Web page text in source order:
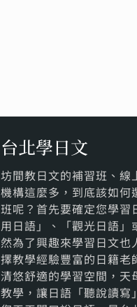
台北學日文
坊間教日文的補習班、線
機構這麼多，到底該如何
班呢？首先要確定您學習
用日語」、「觀光日語」
然為了興趣來學習日文也
擇教學經驗豐富的日籍老
清悠舒適的學習空間，天
教學，讓日語「聽說讀寫